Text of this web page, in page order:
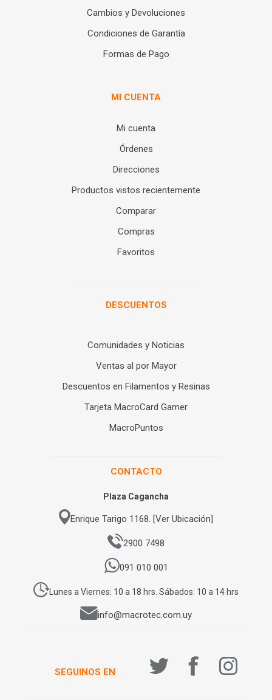
Cambios y Devoluciones
Condiciones de Garantía
Formas de Pago
MI CUENTA
Mi cuenta
Órdenes
Direcciones
Productos vistos recientemente
Comparar
Compras
Favoritos
DESCUENTOS
Comunidades y Noticias
Ventas al por Mayor
Descuentos en Filamentos y Resinas
Tarjeta MacroCard Gamer
MacroPuntos
CONTACTO
Plaza Cagancha
Enrique Tarigo 1168. [Ver Ubicación]
2900 7498
091 010 001
Lunes a Viernes: 10 a 18 hrs. Sábados: 10 a 14 hrs
info@macrotec.com.uy
SEGUINOS EN